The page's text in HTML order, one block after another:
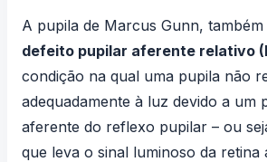
A pupila de Marcus Gunn,
defeito pupilar aferente relativo
condição na qual uma pupila não
adequadamente à luz devido a um
aferente do reflexo pupilar – ou
que leva o sinal luminoso da retina